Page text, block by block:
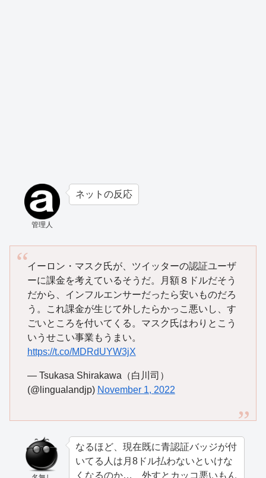
管理人
ネットの反応
イーロン・マスク氏が、ツイッターの認証ユーザ
ーに課金を考えているそうだ。月額８ドルだそう
だから、インフルエンサーだったら安いものだろ
う。これ課金が生じて外したらかっこ悪いし、す
ごいところを付いてくる。マスク氏はわりとこう
いうせこい事業もうまい。
https://t.co/MDRdUYW3jX
— Tsukasa Shirakawa（白川司）
(@lingualandjp) November 1, 2022
なるほど、現在既に青認証バッジが付
いてる人は月8ドル払わないといけな
くなるのか… 外すとカッコ悪いもん